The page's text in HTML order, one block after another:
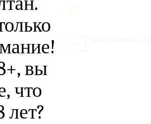
В наличии (2)
Поделиться
вы
что
лет?